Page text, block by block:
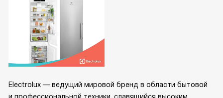
Electrolux — ведущий мировой бренд в области бытовой